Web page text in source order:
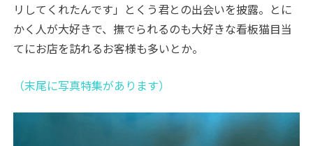
リしてくれたんです」とくう君との出会いを披露。とに
かく人が大好きで、撫でられるのも大好きな看板猫目当
てにお店を訪れるお客様も多いとか。
（末尾に写真特集があります）